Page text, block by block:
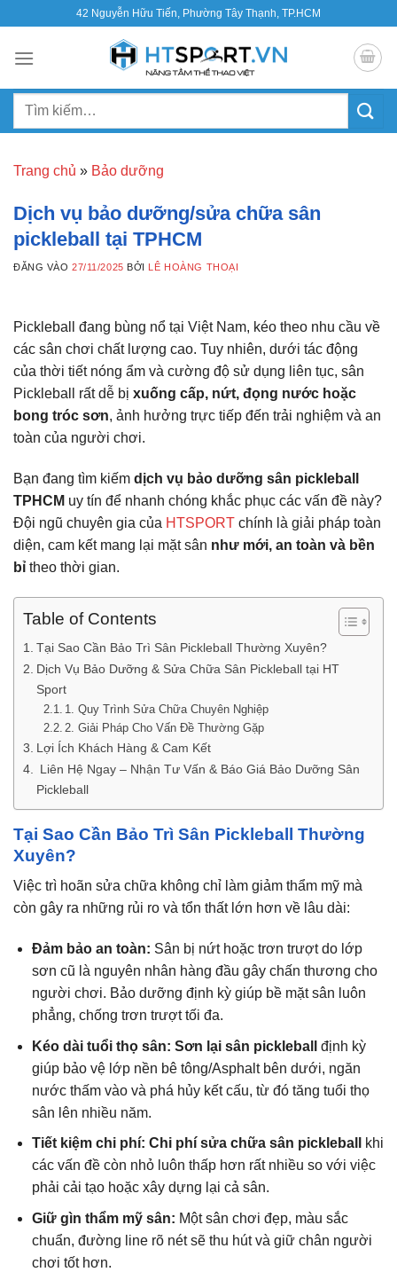
nội
42 Nguyễn Hữu Tiến, Phường Tây Thạnh, TP.HCM
Tìm
Trang chủ » Bảo dưỡng
Dịch vụ bảo dưỡng/sửa chữa sân
pickleball tại TPHCM
ĐĂNG VÀO27/11/2025 BỞI LÊ HOÀNG THOẠI
Pickleball đang bùng nổ tại Việt Nam, kéo theo nhu cầu về
các sân chơi chất lượng cao. Tuy nhiên, dưới tác động
của thời tiết nóng ẩm và cường độ sử dụng liên tục, sân
Pickleball rất dễ bị xuống cấp, nứt, đọng nước hoặc
bong tróc sơn, ảnh hưởng trực tiếp đến trải nghiệm và an
toàn của người chơi.
Bạn đang tìm kiếm dịch vụ bảo dưỡng sân pickleball
TPHCM uy tín để nhanh chóng khắc phục các vấn đề này?
Đội ngũ chuyên gia của HTSPORT chính là giải pháp toàn
diện, cam kết mang lại mặt sân như mới, an toàn và bền
bỉ theo thời gian.
Table of Contents
Tại Sao Cần Bảo Trì Sân Pickleball Thường Xuyên?
Dịch Vụ Bảo Dưỡng & Sửa Chữa Sân Pickleball tại HT
Sport
1. Quy Trình Sửa Chữa Chuyên Nghiệp
2. Giải Pháp Cho Vấn Đề Thường Gặp
Lợi Ích Khách Hàng & Cam Kết
Liên Hệ Ngay – Nhận Tư Vấn & Báo Giá Bảo Dưỡng Sân
Pickleball
Tại Sao Cần Bảo Trì Sân Pickleball Thường
Xuyên?
Việc trì hoãn sửa chữa không chỉ làm giảm thẩm mỹ mà
còn gây ra những rủi ro và tổn thất lớn hơn về lâu dài:
Đảm bảo an toàn: Sân bị nứt hoặc trơn trượt do lớp
sơn cũ là nguyên nhân hàng đầu gây chấn thương cho
người chơi. Bảo dưỡng định kỳ giúp bề mặt sân luôn
phẳng, chống trơn trượt tối đa.
Kéo dài tuổi thọ sân: Sơn lại sân pickleball
định kỳ
giúp bảo vệ lớp nền bê tông/Asphalt bên dưới, ngăn
nước thấm vào và phá hủy kết cấu, từ đó tăng tuổi thọ
sân lên nhiều năm.
Tiết kiệm chi phí: Chi phí sửa chữa sân pickleball
khi
các vấn đề còn nhỏ luôn thấp hơn rất nhiều so với việc
phải cải tạo hoặc xây dựng lại cả sân.
Giữ gìn thẩm mỹ sân: Một sân chơi đẹp, màu sắc
chuẩn, đường line rõ nét sẽ thu hút và giữ chân người
chơi tốt hơn.